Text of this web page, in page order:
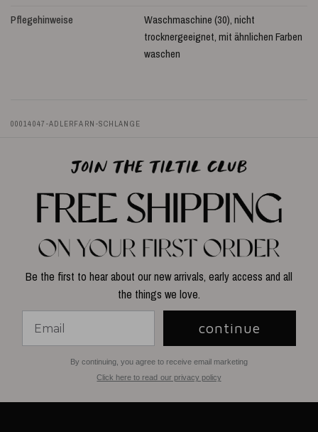
Pflegehinweise
Waschmaschine (30), nicht
trocknergeeignet, mit ähnlichen Farben
waschen
00014047-ADLERFARN-SCHLANGE
Be the first to hear about our new arrivals, early access and all
the things we love.
continue
By continuing, you agree to receive email marketing
Click here to read our privacy policy